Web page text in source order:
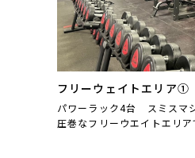
フリーウェイトエリア①
パワーラック4台 スミスマ
圧巻なフリーウエイトエリア